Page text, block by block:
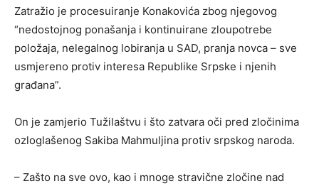
Zatražio je procesuiranje Konakovića zbog njegovog
“nedostojnog ponašanja i kontinuirane zloupotrebe
položaja, nelegalnog lobiranja u SAD, pranja novca – sve
usmjereno protiv interesa Republike Srpske i njenih
građana”.
On je zamjerio Tužilaštvu i što zatvara oči pred zločinima
ozloglašenog Sakiba Mahmuljina protiv srpskog naroda.
– Zašto na sve ovo, kao i mnoge stravične zločine nad